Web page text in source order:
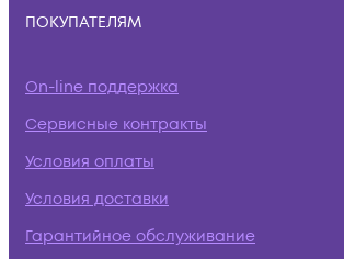
ПОКУПАТЕЛЯМ
On-line поддержка
Сервисные контракты
Условия оплаты
Условия доставки
Гарантийное обслуживание